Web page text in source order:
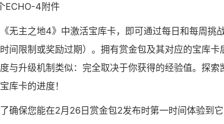
ECHO-4附件
无主之地4》中激活宝库卡，即可通过每日和每周挑
时间限制或奖励过期）。拥有赏金包及其对应的宝库
与升级机制类似：完全取决于你获得的经验值。探
库卡的进度！
确保您能在2月26日赏金包2发布时第一时间体验到